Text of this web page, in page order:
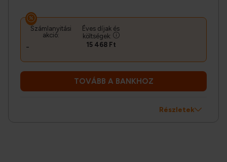
Számlanyitási
akció:
-
Éves díjak és
költségek:
15 468 Ft
TOVÁBB A BANKHOZ
Részletek